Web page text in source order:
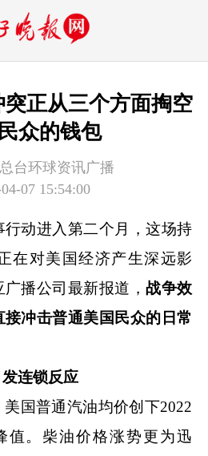
正从三个方面掏空
众的钱包
总台环球资讯广播
07 15:54:00
动进入第二个月，这场持
在对美国经济产生深远影
广播公司最新报道，战争效
冲击普通美国民众的日常
连锁反应
国普通汽油均价创下2022
值。柴油价格涨势更为迅